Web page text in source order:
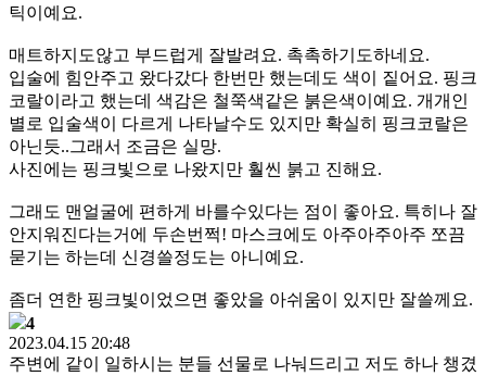
틱이예요.
매트하지도않고 부드럽게 잘발려요. 촉촉하기도하네요.
입술에 힘안주고 왔다갔다 한번만 했는데도 색이 짙어요. 핑크
코랄이라고 했는데 색감은 철쭉색같은 붉은색이예요. 개개인
별로 입술색이 다르게 나타날수도 있지만 확실히 핑크코랄은
아닌듯..그래서 조금은 실망.
사진에는 핑크빛으로 나왔지만 훨씬 붉고 진해요.
그래도 맨얼굴에 편하게 바를수있다는 점이 좋아요. 특히나 잘
안지워진다는거에 두손번쩍! 마스크에도 아주아주아주 쪼끔
묻기는 하는데 신경쓸정도는 아니예요.
좀더 연한 핑크빛이었으면 좋았을 아쉬움이 있지만 잘쓸께요.
4
2023.04.15 20:48
주변에 같이 일하시는 분들 선물로 나눠드리고 저도 하나 챙겼